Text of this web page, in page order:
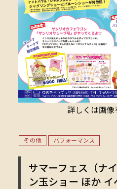
詳しくは画像
その他 パフォーマンス
サマーフェス（ナ
ン玉ショー ほか イ